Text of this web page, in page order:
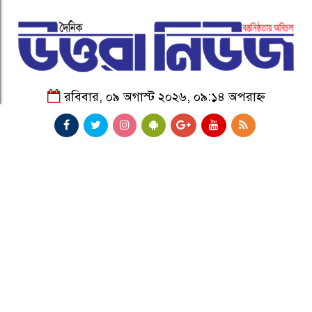
রবিবার, ০৯ অগাস্ট ২০২৬, ০৯:১৪ অপরাহ্ন